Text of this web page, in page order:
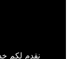
نقدم لكم